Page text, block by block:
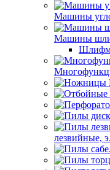
Машины
Машины
лезвийные,